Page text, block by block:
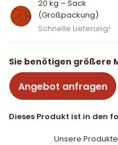
20 kg – Sack
(Großpackung)
Schnelle Lieferung!
Sie benötigen größere
Angebot anfragen
Dieses Produkt ist in den
Unsere